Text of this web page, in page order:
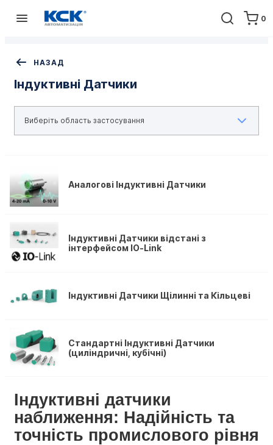
0
Головна Обладнання
Контрольно-вимірювальні прилади
Індуктивні Датчики
НАЗАД
Індуктивні Датчики
Аналогові Індуктивні Датчики
Індуктивні Датчики відстані з
інтерфейсом IO-Link
Індуктивні Датчики Щілинні та Кільцеві
Стандартні Індуктивні Датчики
(циліндричні, кубічні)
Індуктивні датчики
наближення: Надійність та
точність промислового рівня